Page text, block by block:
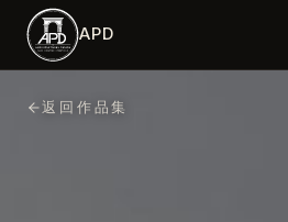
跳到主内容
APD
返回作品集